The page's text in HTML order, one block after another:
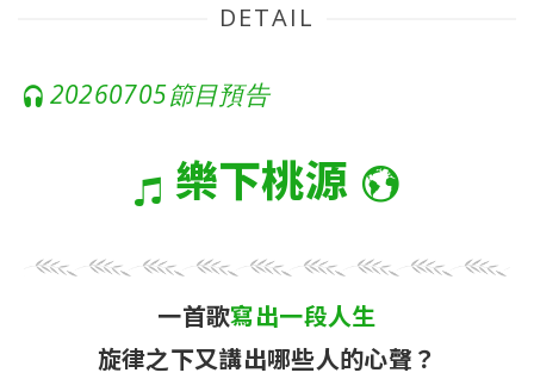
DETAIL
20260705節目預告
樂下桃源
一首歌寫出一段人生
旋律之下又講出哪些人的心聲？